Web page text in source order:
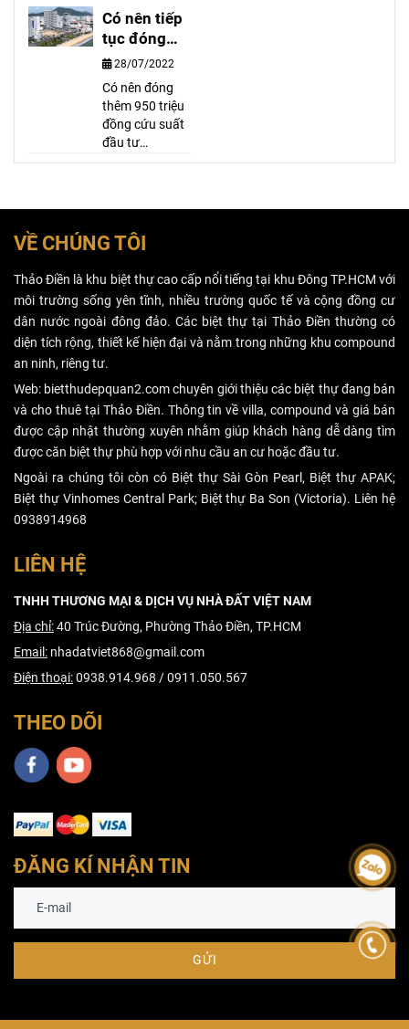
8718/SXD-
CPXD về việc
cấp GIẤY PHÉP
xây dựng công
trình có hầm
trên địa bàn TP.
Hồ Chí Minh.
Văn bản có nội
dung như sau:
thay đổi về tài
Có nên tiếp
tục đóng
tiền để mua
Condotel
28/07/2022
Có nên đóng
thêm 950 triệu
đồng cứu suất
đầu tư
condotel? Theo
lợi nhuận hơn
là đầu tư tài
sản, nếu gặp
nhiều bất lợi,
cắt lỗ vẫn hơn
là gồng lỗ.
VỀ CHÚNG TÔI
Thảo Điền là khu biệt thự cao cấp nổi tiếng tại khu Đông TP.HCM với
môi trường sống yên tĩnh, nhiều trường quốc tế và cộng đồng cư
dân nước ngoài đông đảo. Các biệt thự tại Thảo Điền thường có
diện tích rộng, thiết kế hiện đại và nằm trong những khu compound
an ninh, riêng tư.
Web: bietthudepquan2.com chuyên giới thiệu các biệt thự đang bán
và cho thuê tại Thảo Điền. Thông tin về villa, compound và giá bán
được cập nhật thường xuyên nhằm giúp khách hàng dễ dàng tìm
được căn biệt thự phù hợp với nhu cầu an cư hoặc đầu tư.
Ngoài ra chúng tôi còn có Biệt thự Sài Gòn Pearl, Biệt thự APAK;
Biệt thự Vinhomes Central Park; Biệt thự Ba Son (Victoria). Liên hệ
0938914968
LIÊN HỆ
TNHH THƯƠNG MẠI & DỊCH VỤ NHÀ ĐẤT VIỆT NAM
Địa chỉ:40 Trúc Đường, Phường Thảo Điền, TP.HCM
Email: nhadatviet868@gmail.com
Điện thoại:0938.914.968 / 0911.050.567
THEO DÕI
ĐĂNG KÍ NHẬN TIN
GỬI